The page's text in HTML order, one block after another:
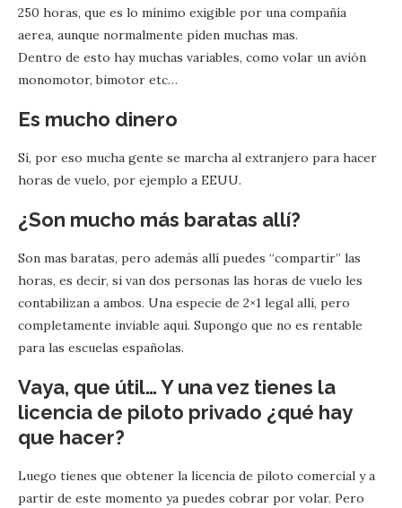
250 horas, que es lo mínimo exigible por una compañía
aerea, aunque normalmente píden muchas mas.
Dentro de esto hay muchas variables, como volar un avión
monomotor, bimotor etc…
Es mucho dinero
Sí, por eso mucha gente se marcha al extranjero para hacer
horas de vuelo, por ejemplo a EEUU.
¿Son mucho más baratas allí?
Son mas baratas, pero además allí puedes “compartir” las
horas, es decir, si van dos personas las horas de vuelo les
contabilizan a ambos. Una especie de 2×1 legal allí, pero
completamente inviable aquí. Supongo que no es rentable
para las escuelas españolas.
Vaya, que útil… Y una vez tienes la
licencia de piloto privado ¿qué hay
que hacer?
Luego tienes que obtener la licencia de piloto comercial y a
partir de este momento ya puedes cobrar por volar. Pero